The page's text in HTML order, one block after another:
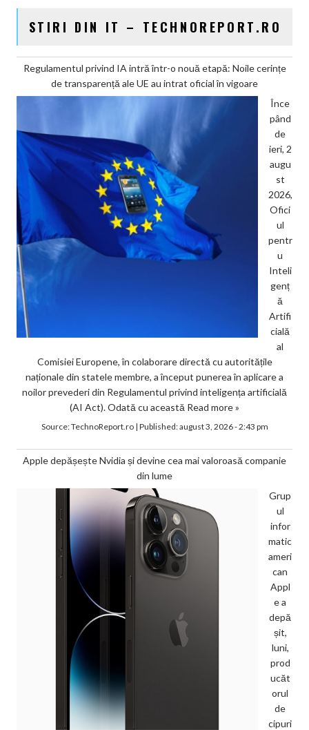
STIRI DIN IT – TECHNOREPORT.RO
Regulamentul privind IA intră într-o nouă etapă: Noile cerințe
de transparență ale UE au intrat oficial în vigoare
Înce
pând
de
ieri, 2
augu
st
2026,
Ofici
ul
pentr
u
Inteli
genț
ă
Artifi
cială
al
Comisiei Europene, în colaborare directă cu autoritățile
naționale din statele membre, a început punerea în aplicare a
noilor prevederi din Regulamentul privind inteligența artificială
(AI Act). Odată cu această Read more »
Source:TechnoReport.ro| Published:august 3, 2026 - 2:43 pm
Apple depășește Nvidia și devine cea mai valoroasă companie
din lume
Grup
ul
infor
matic
ameri
can
Appl
e a
depă
șit,
luni,
prod
ucăt
orul
de
cipuri